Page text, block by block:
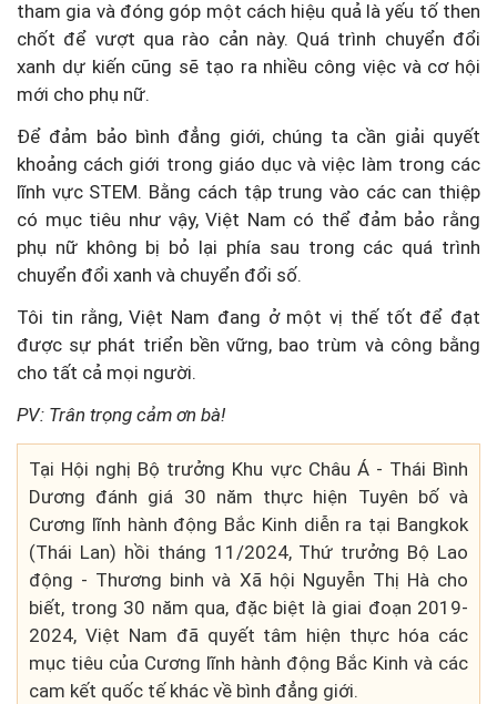
tham gia và đóng góp một cách hiệu quả là yếu tố then
chốt để vượt qua rào cản này. Quá trình chuyển đổi
xanh dự kiến cũng sẽ tạo ra nhiều công việc và cơ hội
mới cho phụ nữ.
Để đảm bảo bình đẳng giới, chúng ta cần giải quyết
khoảng cách giới trong giáo dục và việc làm trong các
lĩnh vực STEM. Bằng cách tập trung vào các can thiệp
có mục tiêu như vậy, Việt Nam có thể đảm bảo rằng
phụ nữ không bị bỏ lại phía sau trong các quá trình
chuyển đổi xanh và chuyển đổi số.
Tôi tin rằng, Việt Nam đang ở một vị thế tốt để đạt
được sự phát triển bền vững, bao trùm và công bằng
cho tất cả mọi người.
PV: Trân trọng cảm ơn bà!
Tại Hội nghị Bộ trưởng Khu vực Châu Á - Thái Bình
Dương đánh giá 30 năm thực hiện Tuyên bố và
Cương lĩnh hành động Bắc Kinh diễn ra tại Bangkok
(Thái Lan) hồi tháng 11/2024, Thứ trưởng Bộ Lao
động - Thương binh và Xã hội Nguyễn Thị Hà cho
biết, trong 30 năm qua, đặc biệt là giai đoạn 2019-
2024, Việt Nam đã quyết tâm hiện thực hóa các
mục tiêu của Cương lĩnh hành động Bắc Kinh và các
cam kết quốc tế khác về bình đẳng giới.